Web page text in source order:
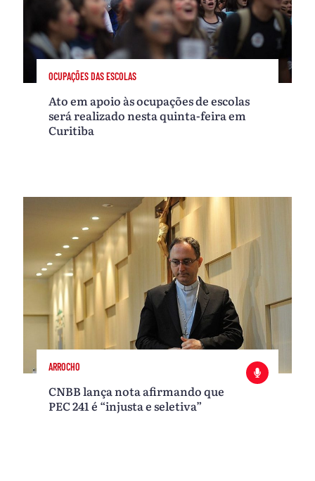
OCUPAÇÕES DAS ESCOLAS
Ato em apoio às ocupações de escolas
será realizado nesta quinta-feira em
Curitiba
ARROCHO
CNBB lança nota afirmando que
PEC 241 é “injusta e seletiva”